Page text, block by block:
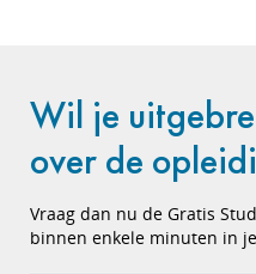
Wil je
over de
Vraag dan nu de Gratis
binnen enkele minuten in